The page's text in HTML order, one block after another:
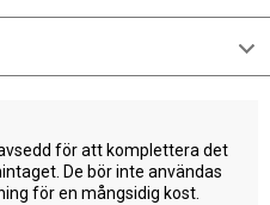
för att komplettera det
De bör inte användas
för en mångsidig kost.